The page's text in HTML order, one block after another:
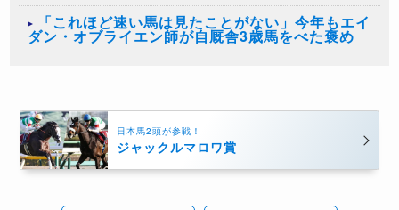
「これほど速い馬は見たことがない」今年もエイ
ダン・オブライエン師が自厩舎3歳馬をべた褒め
日本馬2頭が参戦！
ジャックルマロワ賞